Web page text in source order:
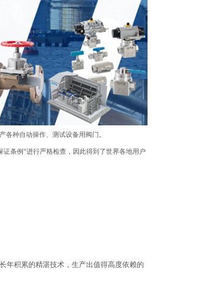
种自动操作、测试设备用阀门。
条例”进行严格检查，因此得到了世界各地用户
年积累的精湛技术，生产出值得高度依赖的